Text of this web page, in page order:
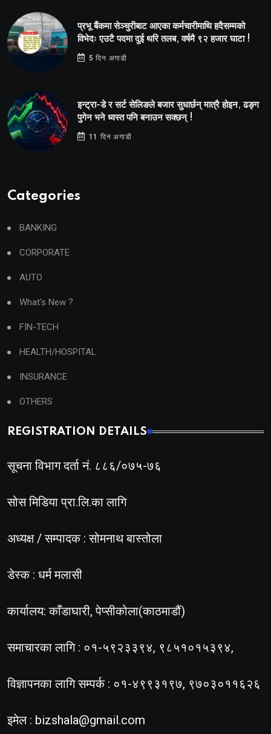
प्रभू बैंकमा सेञ्चुरीबाट आएका कर्मचारीमाथि हदैसम्मको
विभेदः एउटै पदमा दुई थरि तलब, वर्षमै ९२ हजार घाटा !
5 दिन अगाडी
इन्ट्रा-डे र सर्ट सेलिङले बजार सुधार्छन् मात्रै होइन, ढङ्ग
पुगेन भने ध्वस्त पनि बनाउन सक्छन् !
11 दिन अगाडी
Categories
BANKING
CORPORATE
AUTO
What's New ?
FIN-TECH
HEALTH/HOSPITAL
INSURANCE
OTHERS
REGISTRATION DETAILS
सूचना विभाग दर्ता नं. ८८६/०७५-७६
सोस मिडिया प्रा.लि.का लागि
अध्यक्ष / सम्पादक : सोमनाथ बास्तोला
डेस्क : धर्म मलासी
कार्यालय: काँडाघारी, पेप्सीकोला(काठमाडौं)
समाचारका लागि : ०१-५९२३३९४, ९८५१०१५३९४,
विज्ञापनका लागि सम्पर्क : ०१-४९९३१९७, ९७०३०११६२६
इमेल : bizshala@gmail.com